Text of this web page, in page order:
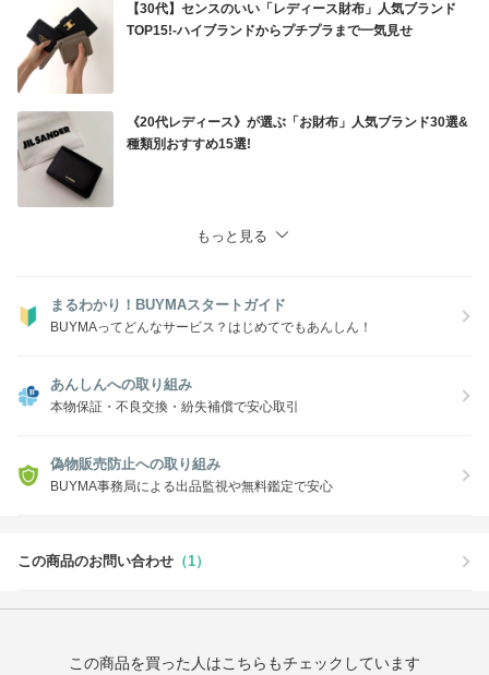
【30代】センスのいい「レディース財布」人気ブランド
TOP15!-ハイブランドからプチプラまで一気見せ
《20代レディース》が選ぶ「お財布」人気ブランド30選&
種類別おすすめ15選!
もっと見る
まるわかり！BUYMAスタートガイド
BUYMAってどんなサービス？はじめてでもあんしん！
あんしんへの取り組み
本物保証・不良交換・紛失補償で安心取引
偽物販売防止への取り組み
BUYMA事務局による出品監視や無料鑑定で安心
この商品のお問い合わせ （1）
この商品を買った人はこちらもチェックしています